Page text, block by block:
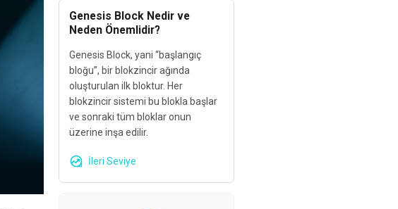
Genesis Block Nedir ve
Neden Önemlidir?
Genesis Block, yani “başlangıç
bloğu”, bir blokzincir ağında
oluşturulan ilk bloktur. Her
blokzincir sistemi bu blokla başlar
ve sonraki tüm bloklar onun
üzerine inşa edilir.
İleri Seviye